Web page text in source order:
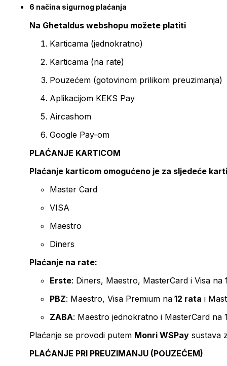
6 načina sigurnog plaćanja
Na Ghetaldus webshopu možete platiti
Karticama (jednokratno)
Karticama (na rate)
Pouzećem (gotovinom prilikom preuzimanja)
Aplikacijom KEKS Pay
Aircashom
Google Pay-om
PLAĆANJE KARTICOM
Plaćanje karticom omogućeno je za sljedeće
Master Card
VISA
Maestro
Diners
Plaćanje na rate:
Erste: Diners, Maestro, MasterCard i Visa na
PBZ: Maestro, Visa Premium na 12 rata i
ZABA: Maestro jednokratno i MasterCard na
Plaćanje se provodi putem Monri WSPay sustava
PLAĆANJE PRI PREUZIMANJU (POUZEĆEM)